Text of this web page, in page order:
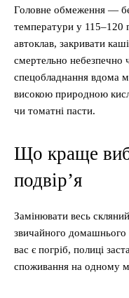
Головне обмеження —
температури у 115–120
автоклав, закривати
смертельно небезпечно
спецобладнання вдома
високою природною
чи томатні пасти.
Що краще
подвір’я
Замінювати весь
звичайного
вас є погріб, полиці
споживання на одному